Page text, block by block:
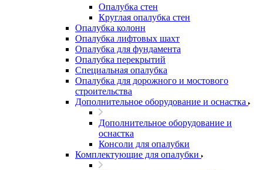
Опалубка стен
Круглая опалубка стен
Опалубка колонн
Опалубка лифтовых шахт
Опалубка для фундамента
Опалубка перекрытий
Специальная опалубка
Опалубка для дорожного и мостового
строительства
Дополнительное оборудование и оснастка
Дополнительное оборудование и
оснастка
Консоли для опалубки
Комплектующие для опалубки